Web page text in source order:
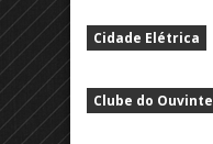
Cidade Elétrica
Clube do Ouvinte